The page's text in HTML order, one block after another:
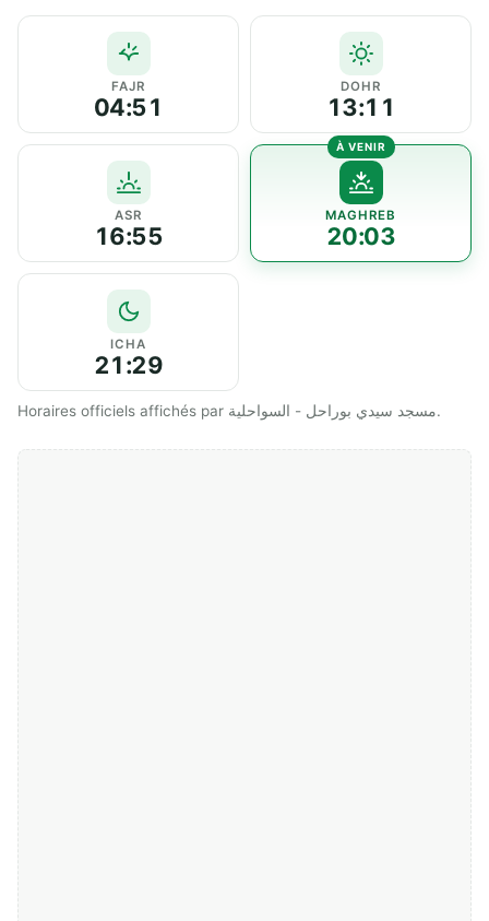
FAJR
04:51
DOHR
13:11
ASR
16:55
MAGHREB
20:03
ICHA
21:29
Horaires officiels affichés par مسجد سيدي بوراحل - السواحلية.